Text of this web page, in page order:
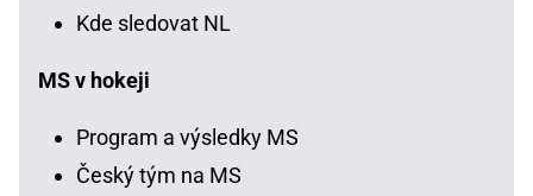
Kde sledovat NL
MS v hokeji
Program a výsledky MS
Český tým na MS